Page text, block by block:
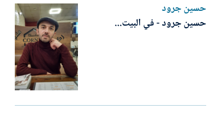
حسين جرود
حسين جرود - في البيت...